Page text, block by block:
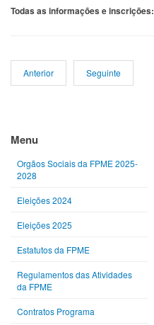
Todas as informações e inscrições:
Anterior Seguinte
Menu
Orgãos Sociais da FPME 2025-
2028
Eleições 2024
Eleições 2025
Estatutos da FPME
Regulamentos das Atividades
da FPME
Contratos Programa